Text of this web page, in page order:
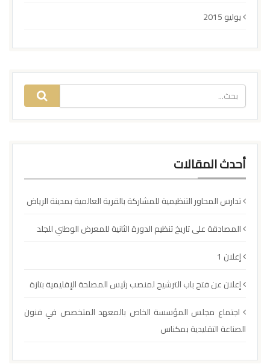
يوليو 2015
أحدث المقالات
تدارس المحاور التنظيمية للمشاركة بالقرية العالمية بمدينة الرياض
المصادقة على تاريخ تنظيم الدورة الثانية للمعرض الوطني للجلد
إعلان 1
إعلان عن فتح باب الترشيح لمنصب رئيس المصلحة الإقليمية بتازة
اجتماع مجلس المؤسسة الخاص بالمعهد المتخصص في فنون
الصناعة التقليدية بمكناس